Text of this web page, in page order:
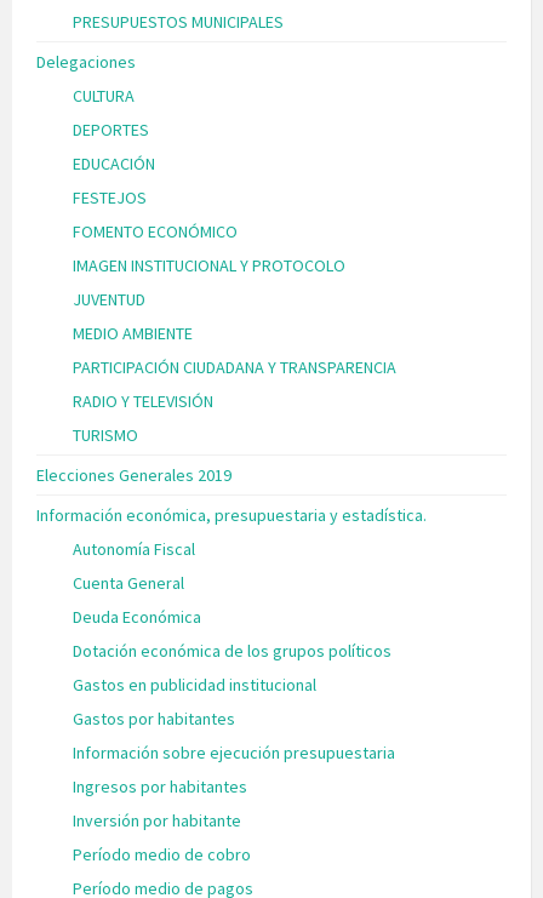
PRESUPUESTOS MUNICIPALES
Delegaciones
CULTURA
DEPORTES
EDUCACIÓN
FESTEJOS
FOMENTO ECONÓMICO
IMAGEN INSTITUCIONAL Y PROTOCOLO
JUVENTUD
MEDIO AMBIENTE
PARTICIPACIÓN CIUDADANA Y TRANSPARENCIA
RADIO Y TELEVISIÓN
TURISMO
Elecciones Generales 2019
Información económica, presupuestaria y estadística.
Autonomía Fiscal
Cuenta General
Deuda Económica
Dotación económica de los grupos políticos
Gastos en publicidad institucional
Gastos por habitantes
Información sobre ejecución presupuestaria
Ingresos por habitantes
Inversión por habitante
Período medio de cobro
Período medio de pagos